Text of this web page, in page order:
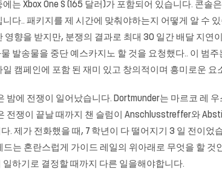
는 Xbox One S (165 달러)가 포함되어 있습니다. 콘
니다.. 패키지를 제 시간에 맞춰야하는지 어떻게 알 수
영향을 받지만, 분쟁의 결과로 최대 30 일간 배달 지연
발송물을 중단 예스카지노 할 것을 요청했다.. 이 범
일 캠페인에 포함 된 재미 있고 창의적이며 흥미로운
밤에 전쟁이 일어났습니다. Dortmunder는 마르코 레
전쟁이 끝날 때까지 챈 슬럼이 Anschlusstreffer와
. 제가 전화했을 때, 7 학년이 다 떨어지기 3 일 전이
는 혼란스럽게 가이드 레일의 위아래로 무엇을 할
일하기로 결정할 때까지 다른 일을해야합니다.